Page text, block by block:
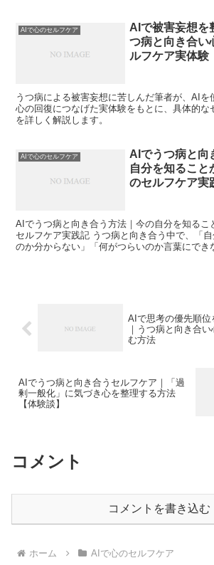
AIで心のセルフケア
AIで被害妄想を
つ病と向き合い
ルフケア実体験
うつ病による被害妄想に苦しんだ筆者が、AIを
心の回復につなげた実体験をもとに、具体的な
を詳しく解説します。
AIで心のセルフケア
AIでうつ病と向
自分を知ること
のセルフケア実
AIでうつ病と向き合う方法｜今の自分を知るこ
セルフケア実践記 うつ病と向き合う中で、「
のか分からない」「何がつらいのか言葉にでき
AIで思考の優先順
｜うつ病と向き合
む方法
AIでうつ病と向き合うセルフケア｜「過
剰一般化」に気づき心を整理する方法
【体験談】
コメント
コメントを書き込む
ホーム AIで心のセルフケア